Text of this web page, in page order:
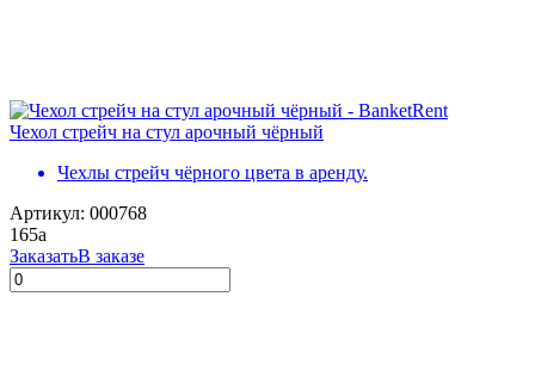
Чехол стрейч на стул арочный чёрный
Чехлы стрейч чёрного цвета в аренду.
Артикул: 000768
165a
ЗаказатьВ заказе